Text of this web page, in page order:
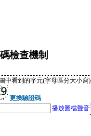
檢查機制
中看到的字元(字母區分大小寫)
更換驗證碼
播放圖檔聲音